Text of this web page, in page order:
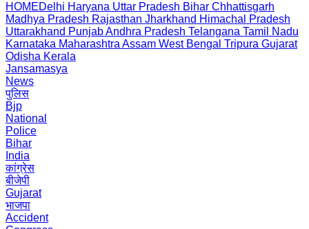
HOMEDelhi Haryana Uttar Pradesh Bihar Chhattisgarh
Madhya Pradesh Rajasthan Jharkhand Himachal Pradesh
Uttarakhand PunjabAndhra Pradesh Telangana Tamil Nadu
Karnataka Maharashtra Assam West Bengal Tripura Gujarat
Odisha Kerala
Jansamasya
News
पुलिस
Bjp
National
Police
Bihar
India
कांग्रेस
बीजेपी
Gujarat
भाजपा
Accident